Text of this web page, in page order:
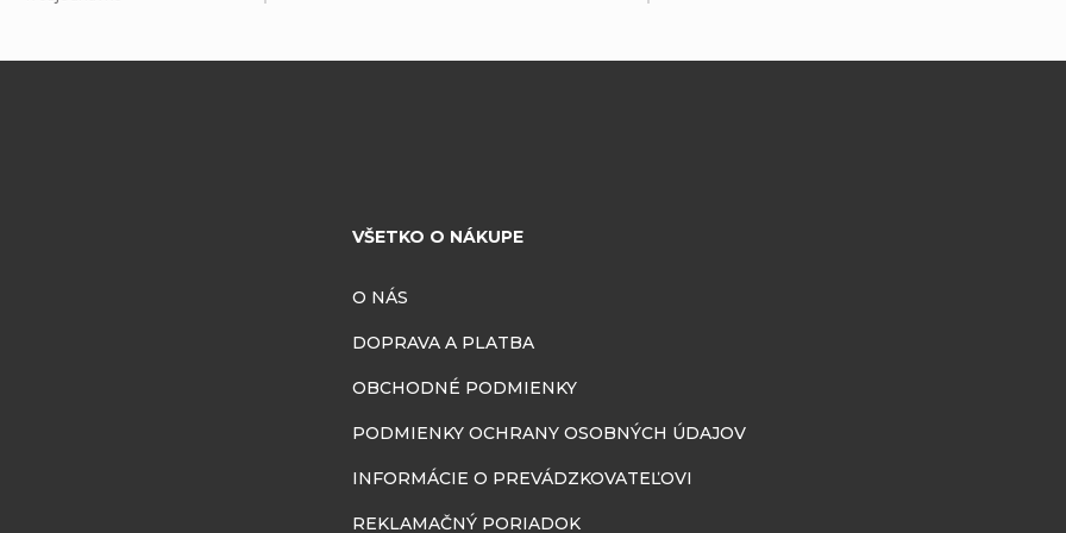
VŠETKO O NÁKUPE
O NÁS
DOPRAVA A PLATBA
OBCHODNÉ PODMIENKY
PODMIENKY OCHRANY OSOBNÝCH ÚDAJOV
INFORMÁCIE O PREVÁDZKOVATEĽOVI
REKLAMAČNÝ PORIADOK